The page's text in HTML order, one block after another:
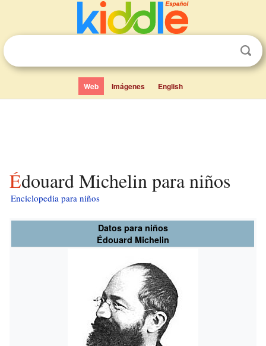
Web Imágenes English
Édouard Michelin para niños
Enciclopedia para niños
Datos para niños
Édouard Michelin